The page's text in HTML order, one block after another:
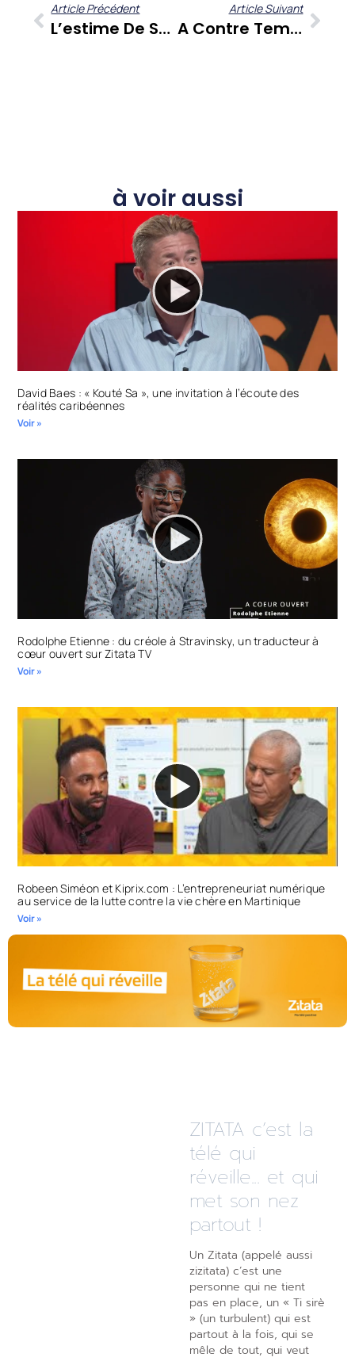
Article Précédent
L’estime De Soi Aux Antilles : Un Pilier Entre Foyer Et École ?
Article Suivant
A Contre Temps : Quand Gérard Dorwling Carter Et Ses Chroniqueurs Offrent Une Analyse Incisive De L’actualité
à voir aussi
David Baes : « Kouté Sa », une invitation à l’écoute des
réalités caribéennes
Voir »
Rodolphe Etienne : du créole à Stravinsky, un traducteur à
cœur ouvert sur Zitata TV
Voir »
Robeen Siméon et Kiprix.com : L’entrepreneuriat numérique
au service de la lutte contre la vie chère en Martinique
Voir »
ZITATA c’est la
télé qui
réveille... et qui
met son nez
partout !
Un Zitata (appelé aussi
zizitata) c’est une
personne qui ne tient
pas en place, un « Ti sirè
» (un turbulent) qui est
partout à la fois, qui se
mêle de tout, qui veut